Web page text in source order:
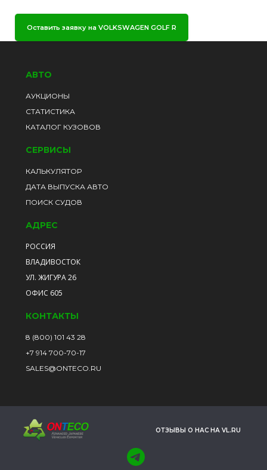
Оставить заявку на VOLKSWAGEN GOLF R
АВТО
АУКЦИОНЫ
СТАТИСТИКА
КАТАЛОГ КУЗОВОВ
СЕРВИСЫ
КАЛЬКУЛЯТОР
ДАТА ВЫПУСКА АВТО
ПОИСК СУДОВ
АДРЕС
РОССИЯ
ВЛАДИВОСТОК
УЛ. ЖИГУРА 26
ОФИС 605
КОНТАКТЫ
8 (800) 101 43 28
+7 914 700-70-17
SALES@ONTECO.RU
ОТЗЫВЫ О НАС НА VL.RU